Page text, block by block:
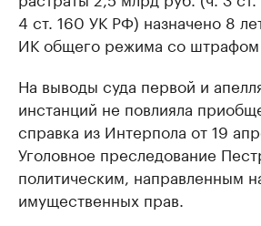
4 ст. 160 УК РФ) назначено 8
ИК общего режима со штрафом
На выводы суда первой и
инстанций не повлияла
справка из Интерпола от 19
Уголовное преследование
политическим, направленным
имущественных прав.